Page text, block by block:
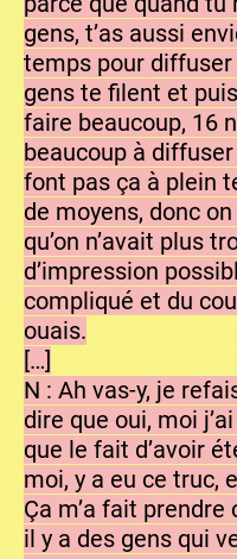
gens, t’as aussi
temps pour diffuser
gens te filent et
faire beaucoup, 16
beaucoup à
font pas ça à plein
de moyens, donc
qu’on n’avait plus
d’impression
compliqué et du
ouais.
[…]
N : Ah vas-y, je
dire que oui, moi
que le fait d’avoir
moi, y a eu ce truc,
Ça m’a fait prendre
il y a des gens qui